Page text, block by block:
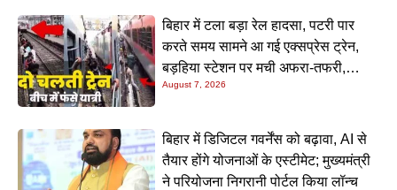
बिहार में टला बड़ा रेल हादसा, पटरी पार
करते समय सामने आ गई एक्सप्रेस ट्रेन,
बड़हिया स्टेशन पर मची अफरा-तफरी,
यात्रियों की लापरवाही आई सामने
August 7, 2026
बिहार में डिजिटल गवर्नेंस को बढ़ावा, AI से
तैयार होंगे योजनाओं के एस्टीमेट; मुख्यमंत्री
ने परियोजना निगरानी पोर्टल किया लॉन्च